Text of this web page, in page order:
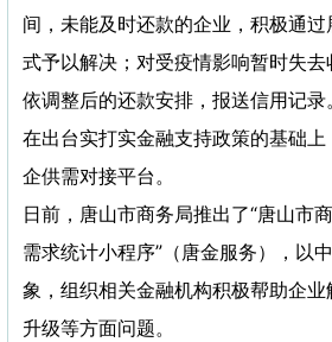
间，未能及时还款的企业，积极通
式予以解决；对受疫情影响暂时失
依调整后的还款安排，报送信用记录。
在出台实打实金融支持政策的基础
企供需对接平台。
日前，唐山市商务局推出了“唐山市
需求统计小程序”（唐金服务），以
象，组织相关金融机构积极帮助企
升级等方面问题。